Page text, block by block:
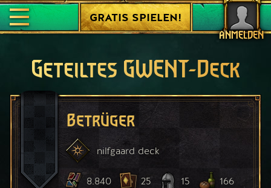
ANMELDEN
GRATIS SPIELEN!
Geteiltes GWENT-Deck
Betrüger
nilfgaard deck
8.840 25 15 166